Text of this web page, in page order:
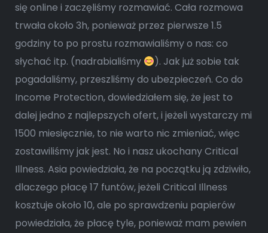
się online i zaczęliśmy rozmawiać. Cała rozmowa
trwała około 3h, ponieważ przez pierwsze 1.5
godziny to po prostu rozmawialiśmy o nas: co
słychać itp. (nadrabialiśmy
). Jak już sobie tak
pogadaliśmy, przeszliśmy do ubezpieczeń. Co do
Income Protection, dowiedziałem się, że jest to
dalej jedno z najlepszych ofert, i jeżeli wystarczy mi
1500 miesięcznie, to nie warto nic zmieniać, więc
zostawiliśmy jak jest. No i nasz ukochany Critical
Illness. Asia powiedziała, że na początku ją zdziwiło,
dlaczego płacę 17 funtów, jeżeli Critical Illness
kosztuje około 10, ale po sprawdzeniu papierów
powiedziała, że płacę tyle, ponieważ mam pewien